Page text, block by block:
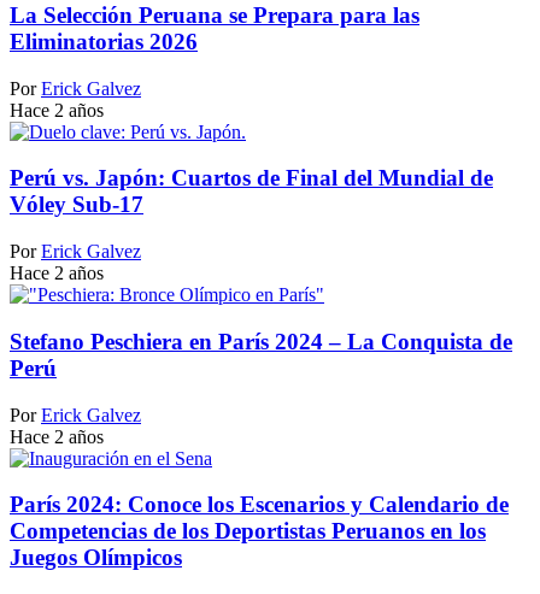
La Selección Peruana se Prepara para las
Eliminatorias 2026
Por Erick Galvez
Hace 2 años
Perú vs. Japón: Cuartos de Final del Mundial de
Vóley Sub-17
Por Erick Galvez
Hace 2 años
Stefano Peschiera en París 2024 – La Conquista de
Perú
Por Erick Galvez
Hace 2 años
París 2024: Conoce los Escenarios y Calendario de
Competencias de los Deportistas Peruanos en los
Juegos Olímpicos